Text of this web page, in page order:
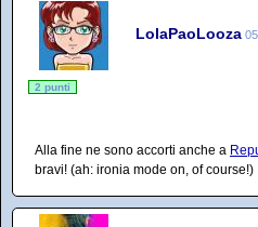
LolaPaoLooza
2 punti
Alla fine ne sono accorti anche a
bravi! (ah: ironia mode on, of course!)